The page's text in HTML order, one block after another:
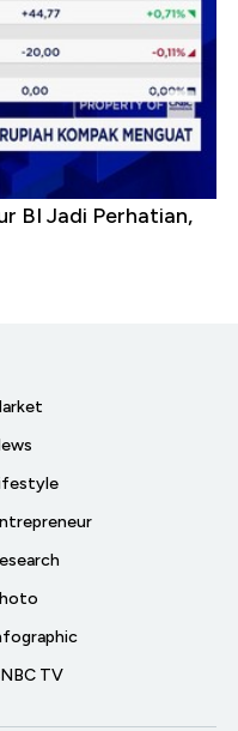
BI Jadi Perhatian,
TV